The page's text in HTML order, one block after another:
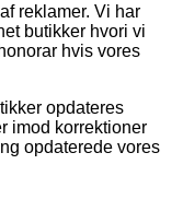
reklamer. Vi har
butikker hvori vi
hvis vores
opdateres
imod korrektioner
opdaterede vores